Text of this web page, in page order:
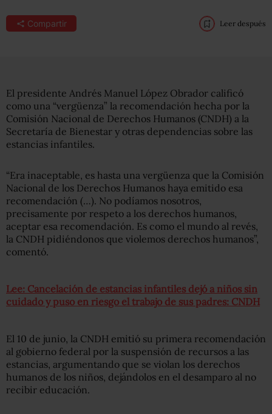
Compartir Leer después
El presidente Andrés Manuel López Obrador calificó
como una “vergüenza” la recomendación hecha por la
Comisión Nacional de Derechos Humanos (CNDH) a la
Secretaría de Bienestar y otras dependencias sobre las
estancias infantiles.
“Era inaceptable, es hasta una vergüenza que la Comisión
Nacional de los Derechos Humanos haya emitido esa
recomendación (…). No podíamos nosotros,
precisamente por respeto a los derechos humanos,
aceptar esa recomendación. Es como el mundo al revés,
la CNDH pidiéndonos que violemos derechos humanos”,
comentó.
Lee: Cancelación de estancias infantiles dejó a niños sin
cuidado y puso en riesgo el trabajo de sus padres: CNDH
El 10 de junio, la CNDH emitió su primera recomendación
al gobierno federal por la suspensión de recursos a las
estancias, argumentando que se violan los derechos
humanos de los niños, dejándolos en el desamparo al no
recibir educación.